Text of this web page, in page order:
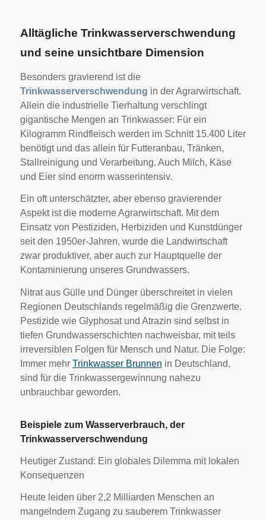
Alltägliche Trinkwasserverschwendung
und seine unsichtbare Dimension
Besonders gravierend ist die
Trinkwasserverschwendung in der Agrarwirtschaft.
Allein die industrielle Tierhaltung verschlingt
gigantische Mengen an Trinkwasser: Für ein
Kilogramm Rindfleisch werden im Schnitt 15.400 Liter
benötigt und das allein für Futteranbau, Tränken,
Stallreinigung und Verarbeitung. Auch Milch, Käse
und Eier sind enorm wasserintensiv.
Ein oft unterschätzter, aber ebenso gravierender
Aspekt ist die moderne Agrarwirtschaft. Mit dem
Einsatz von Pestiziden, Herbiziden und Kunstdünger
seit den 1950er-Jahren, wurde die Landwirtschaft
zwar produktiver, aber auch zur Hauptquelle der
Kontaminierung unseres Grundwassers.
Nitrat aus Gülle und Dünger überschreitet in vielen
Regionen Deutschlands regelmäßig die Grenzwerte.
Pestizide wie Glyphosat und Atrazin sind selbst in
tiefen Grundwasserschichten nachweisbar, mit teils
irreversiblen Folgen für Mensch und Natur. Die Folge:
Immer mehr Trinkwasser Brunnen in Deutschland,
sind für die Trinkwassergewinnung nahezu
unbrauchbar geworden.
Beispiele zum Wasserverbrauch, der
Trinkwasserverschwendung
Heutiger Zustand: Ein globales Dilemma mit lokalen
Konsequenzen
Heute leiden über 2,2 Milliarden Menschen an
mangelndem Zugang zu sauberem Trinkwasser